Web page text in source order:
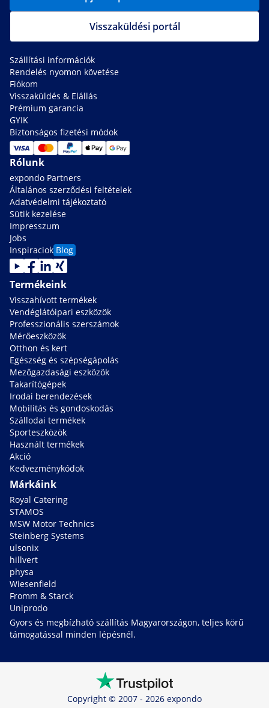
Visszaküldési portál
Szállítási információk
Rendelés nyomon követése
Fiókom
Visszaküldés & Elállás
Prémium garancia
GYIK
Biztonságos fizetési módok
Rólunk
expondo Partners
Általános szerződési feltételek
Adatvédelmi tájékoztató
Sütik kezelése
Impresszum
Jobs
Inspiraciok Blog
Termékeink
Visszahívott termékek
Vendéglátóipari eszközök
Professzionális szerszámok
Mérőeszközök
Otthon és kert
Egészség és szépségápolás
Mezőgazdasági eszközök
Takarítógépek
Irodai berendezések
Mobilitás és gondoskodás
Szállodai termékek
Sporteszközök
Használt termékek
Akció
Kedvezménykódok
Márkáink
Royal Catering
STAMOS
MSW Motor Technics
Steinberg Systems
ulsonix
hillvert
physa
Wiesenfield
Fromm & Starck
Uniprodo
Gyors és megbízható szállítás Magyarországon, teljes körű
támogatással minden lépésnél.
Copyright © 2007 - 2026 expondo